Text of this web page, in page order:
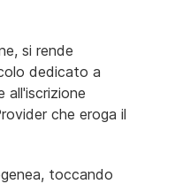
si rende
dedicato a
all'iscrizione
che eroga il
toccando